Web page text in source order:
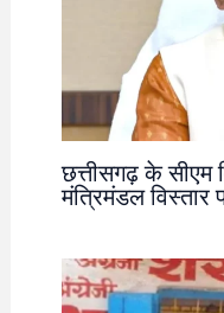
छत्तीसगढ़ के सीएम
मंत्रिमंडल विस्तार